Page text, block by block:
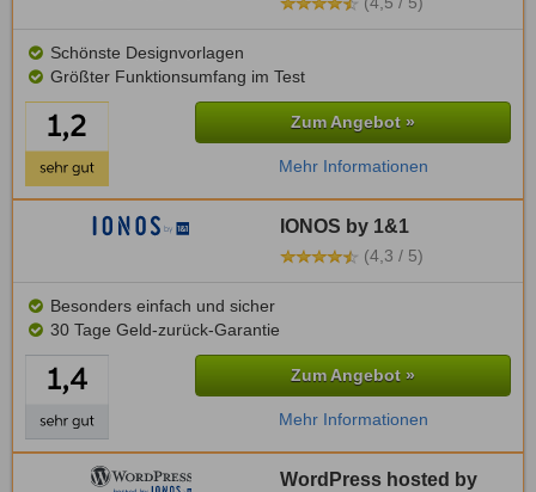
Schönste Designvorlagen
Größter Funktionsumfang im Test
Zum Angebot »
Mehr Informationen
IONOS by 1&1
(4,3 / 5)
Besonders einfach und sicher
30 Tage Geld-zurück-Garantie
Zum Angebot »
Mehr Informationen
WordPress hosted by